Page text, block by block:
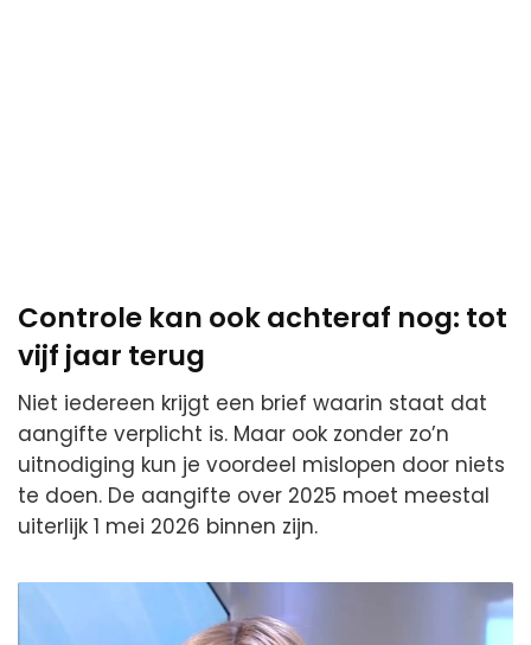
Controle kan ook achteraf nog: tot
vijf jaar terug
Niet iedereen krijgt een brief waarin staat dat
aangifte verplicht is. Maar ook zonder zo’n
uitnodiging kun je voordeel mislopen door niets
te doen. De aangifte over 2025 moet meestal
uiterlijk 1 mei 2026 binnen zijn.